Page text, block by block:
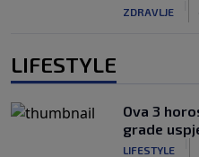
ZDRAVLJE
LIFESTYLE
Ova 3
grade
LIFESTYLE